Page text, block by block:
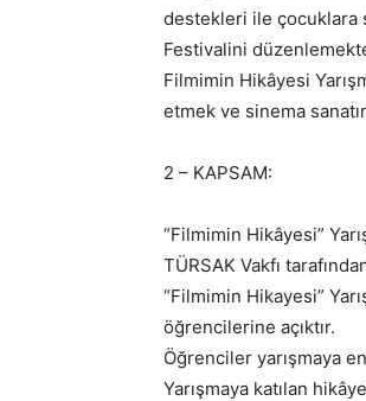
destekleri ile çocuklara
Festivalini
Filmimin Hikâyesi
etmek ve sinema
2 – KAPSAM:
“Filmimin Hikâyesi”
TÜRSAK Vakfı
“Filmimin Hikayesi”
öğrencilerine açıktır.
Öğrenciler yarışmaya
Yarışmaya katılan